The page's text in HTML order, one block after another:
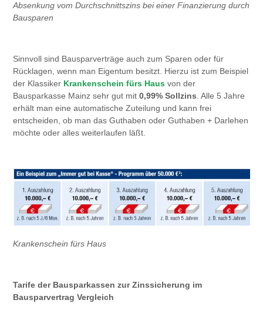
Absenkung vom Durchschnittszins bei einer Finanzierung durch
Bausparen
Sinnvoll sind Bausparverträge auch zum Sparen oder für
Rücklagen, wenn man Eigentum besitzt. Hierzu ist zum Beispiel
der Klassiker Krankenschein fürs Haus von der
Bausparkasse Mainz sehr gut mit0,99% Sollzins. Alle 5 Jahre
erhält man eine automatische Zuteilung und kann frei
entscheiden, ob man das Guthaben oder Guthaben + Darlehen
möchte oder alles weiterlaufen läßt.
Krankenschein fürs Haus
Tarife der Bausparkassen zur Zinssicherung im
Bausparvertrag Vergleich